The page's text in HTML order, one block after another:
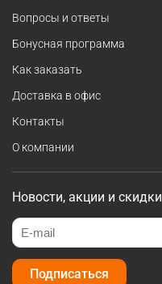
Вопросы и ответы
Бонусная программа
Как заказать
Доставка в офис
Контакты
О компании
Новости, акции и скидки
Подписаться